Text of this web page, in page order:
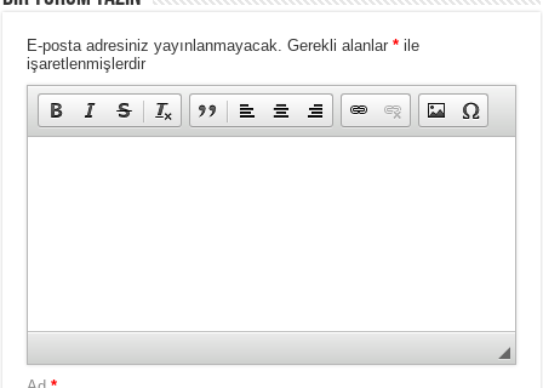
E-posta adresiniz yayınlanmayacak. Gerekli alanlar* ile
işaretlenmişlerdir